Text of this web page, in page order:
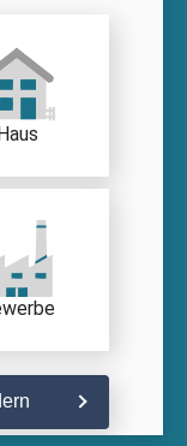
Haus